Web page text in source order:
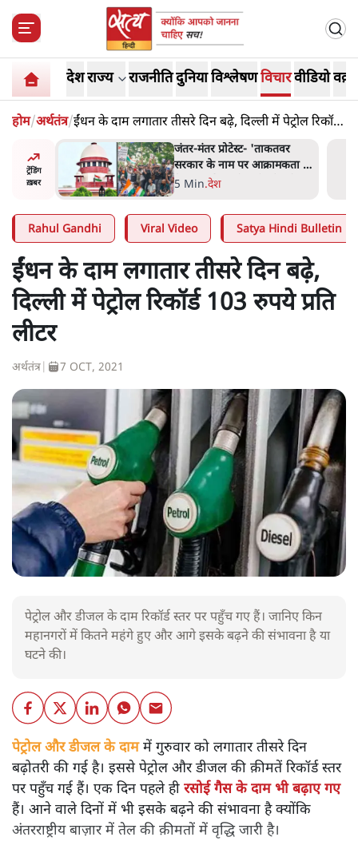
देशराज्य राजनीतिदुनियाविश्लेषणविचारवीडियो
होम/अर्थतंत्र/ईंधन के दाम लगातार तीसरे दिन बढ़े, दिल्ली में पेट्रोल रिकॉर्ड
103 रुपये प्रति लीटर
ट्रेंडिंग
ख़बर
न
सुने':
जंतर मंतर प्रोटेस्ट: 'युवाओं को
प्रताड़ित किया जा रहा है, पर मोदी-
शाह में बोलने की हिम्मत नहीं'-
7 Min.देश
Rahul Gandhi Viral Video Satya Hindi Bulletin
ईंधन के दाम लगातार तीसरे दिन बढ़े,
दिल्ली में पेट्रोल रिकॉर्ड 103 रुपये प्रति
लीटर
अर्थतंत्र 7 OCT, 2021
पेट्रोल और डीजल के दाम रिकॉर्ड स्तर पर पहुँच गए हैं। जानिए किन
महानगरों में कितने महंगे हुए और आगे इसके बढ़ने की संभावना है या
घटने की।
पेट्रोल और डीजल के दाममें गुरुवार को लगातार तीसरे दिन
बढ़ोतरी की गई है। इससे पेट्रोल और डीजल की क़ीमतें रिकॉर्ड स्तर
पर पहुँच गई हैं। एक दिन पहले ही रसोई गैस के दाम भी बढ़ाए गए
हैं। आने वाले दिनों में भी इसके बढ़ने की संभावना है क्योंकि
अंतरराष्ट्रीय बाज़ार में तेल की क़ीमतों में वृद्धि जारी है।